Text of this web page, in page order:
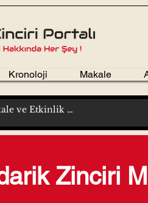
Kronoloji Makale
Zinciri